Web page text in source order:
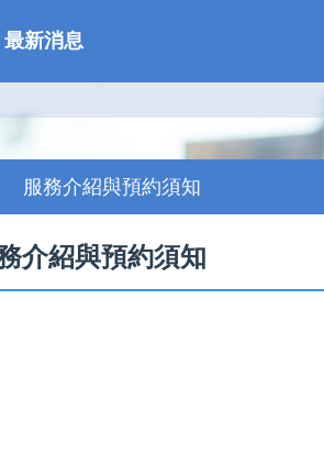
最新消息
服務介紹與預約須知
介紹與預約須知